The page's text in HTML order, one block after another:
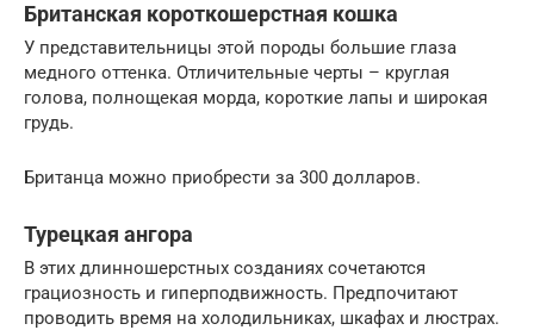
Британская короткошерстная кошка
У представительницы этой породы большие глаза
медного оттенка. Отличительные черты – круглая
голова, полнощекая морда, короткие лапы и широкая
грудь.
Британца можно приобрести за 300 долларов.
Турецкая ангора
В этих длинношерстных созданиях сочетаются
грациозность и гиперподвижность. Предпочитают
проводить время на холодильниках, шкафах и люстрах.